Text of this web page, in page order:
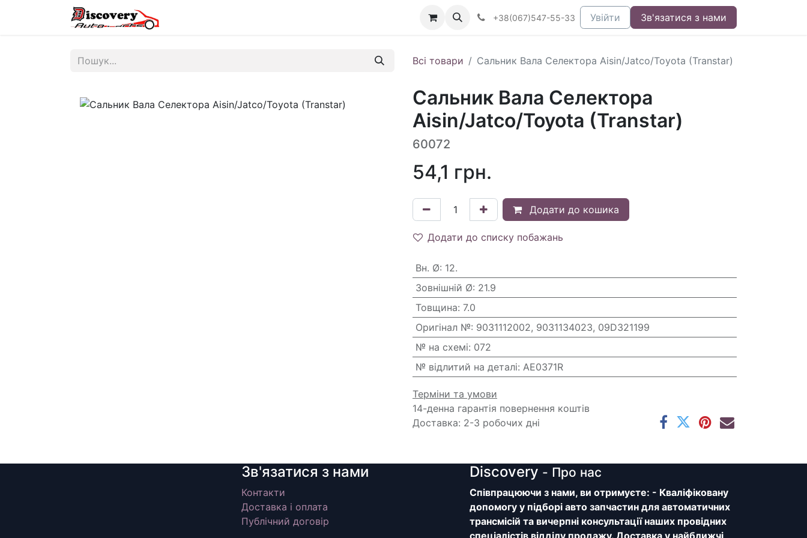
+38(067)547-55-33 Увійти Зв'язатися з нами
Всі товари Сальник Вала Селектора Aisin/Jatco/Toyota (Transtar)
Сальник Вала Селектора
Aisin/Jatco/Toyota (Transtar)
60072
54,1 грн.
Додати до кошика
Додати до списку побажань
Вн. Ø: 12.
Зовнішній Ø: 21.9
Товщина: 7.0
Оригінал №: 9031112002, 9031134023, 09D321199
№ на схемі: 072
№ відлитий на деталі: AE0371R
Терміни та умови
14-денна гарантія повернення коштів
Доставка: 2-3 робочих дні
Зв'язатися з нами
Контакти
Доставка і оплата
Публічний договір
Discovery - Про нас
Співпрацюючи з нами, ви отримуєте: - Кваліфіковану
допомогу у підборі авто запчастин для автоматичних
трансмісій та вичерпні консультації наших провідних
спеціалістів відділу продажу. Доставка у найближчі